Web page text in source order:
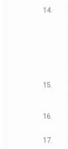
14.
15.
16.
17.